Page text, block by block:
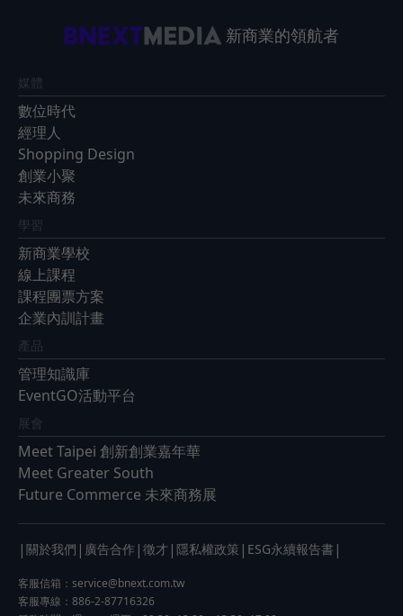
新商業的領航者
媒體
數位時代
經理人
Shopping Design
創業小聚
未來商務
學習
新商業學校
線上課程
課程團票方案
企業內訓計畫
產品
管理知識庫
EventGO活動平台
展會
Meet Taipei 創新創業嘉年華
Meet Greater South
Future Commerce 未來商務展
| 關於我們 | 廣告合作 | 徵才 | 隱私權政策 | ESG永續報告書 |
客服信箱： service@bnext.com.tw
客服專線：886-2-87716326